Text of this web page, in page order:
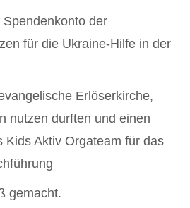
der
für die Ukraine-Hilfe in der
Erlöserkirche,
nutzen durften und einen
Kids Aktiv Orgateam für das
gemacht.